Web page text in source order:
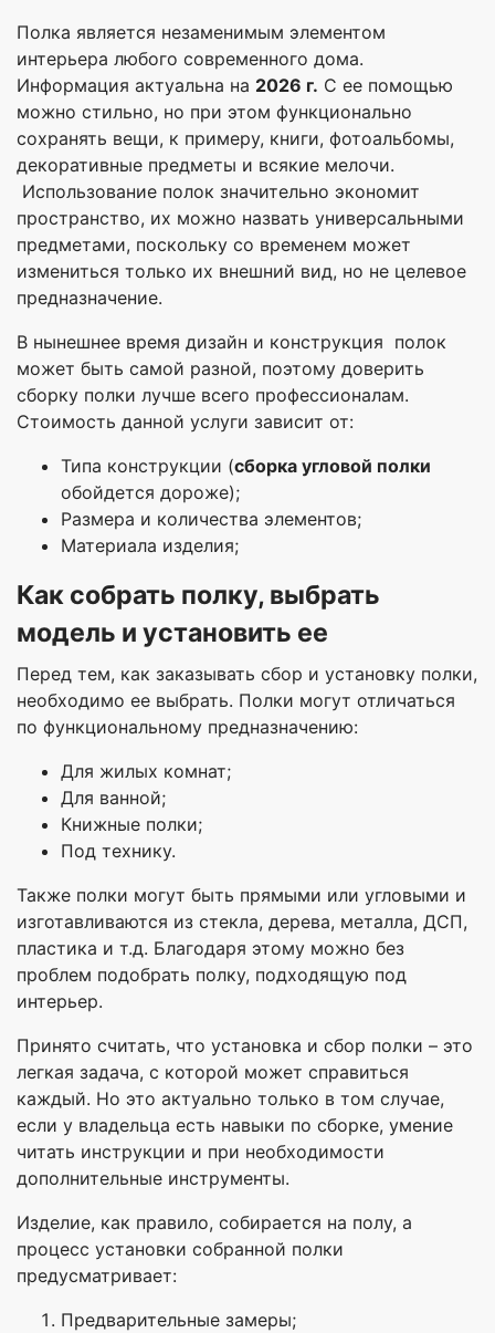
Полка является незаменимым элементом
интерьера любого современного дома.
Информация актуальна на 2026 г. С ее помощью
можно стильно, но при этом функционально
сохранять вещи, к примеру, книги, фотоальбомы,
декоративные предметы и всякие мелочи.
Использование полок значительно экономит
пространство, их можно назвать универсальными
предметами, поскольку со временем может
измениться только их внешний вид, но не целевое
предназначение.
В нынешнее время дизайн и конструкция полок
может быть самой разной, поэтому доверить
сборку полки лучше всего профессионалам.
Стоимость данной услуги зависит от:
Типа конструкции (сборка угловой полки
обойдется дороже);
Размера и количества элементов;
Материала изделия;
Как собрать полку, выбрать
модель и установить ее
Перед тем, как заказывать сбор и установку полки,
необходимо ее выбрать. Полки могут отличаться
по функциональному предназначению:
Для жилых комнат;
Для ванной;
Книжные полки;
Под технику.
Также полки могут быть прямыми или угловыми и
изготавливаются из стекла, дерева, металла, ДСП,
пластика и т.д. Благодаря этому можно без
проблем подобрать полку, подходящую под
интерьер.
Принято считать, что установка и сбор полки – это
легкая задача, с которой может справиться
каждый. Но это актуально только в том случае,
если у владельца есть навыки по сборке, умение
читать инструкции и при необходимости
дополнительные инструменты.
Изделие, как правило, собирается на полу, а
процесс установки собранной полки
предусматривает:
Предварительные замеры;